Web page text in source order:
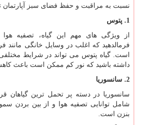
نسبت به مراقبت و حفظ فضای سبز آپارتمان
1. پتوس
از ویژگی های مهم این گیاه، تصفیه
فرمالدهید که اغلب در وسایل خانگی
است. گیاه پتوس می تواند در شرایط مختلفی
داشته باشید که نور کم ممکن است باعث
2. سانسوریا
سانسوریا در دسته پر تحمل ترین گیاهان
شامل توانایی تصفیه هوا و از بین بردن
بنزن است.